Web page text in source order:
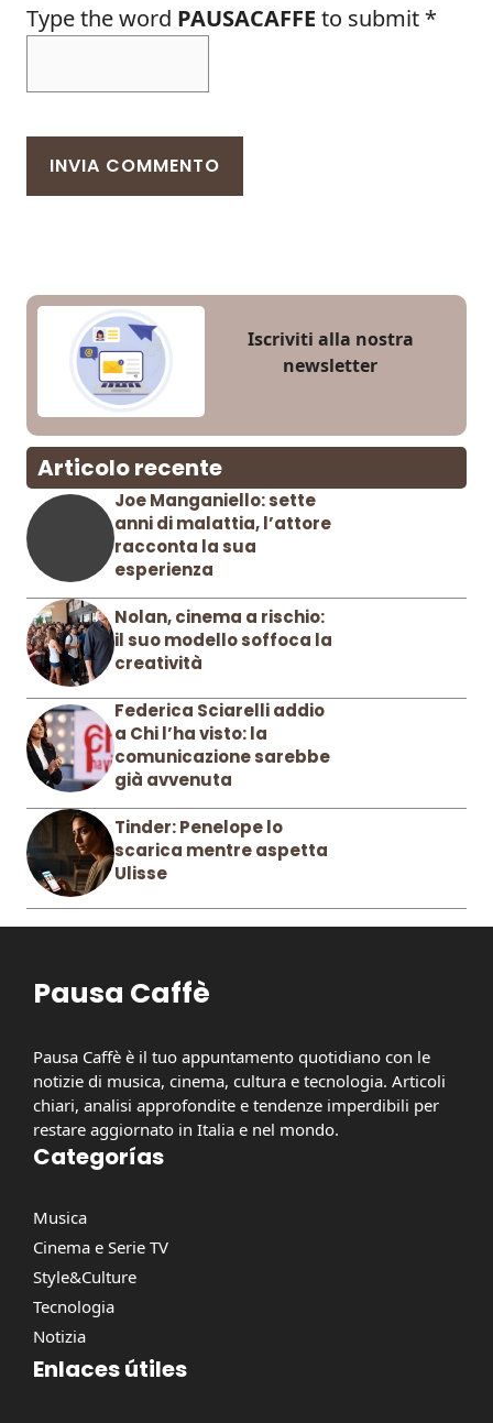
Type the word PAUSACAFFE to submit *
Iscriviti alla nostra
newsletter
Articolo recente
Joe Manganiello: sette
anni di malattia, l’attore
racconta la sua
esperienza
Nolan, cinema a rischio:
il suo modello soffoca la
creatività
Federica Sciarelli addio
a Chi l’ha visto: la
comunicazione sarebbe
già avvenuta
Tinder: Penelope lo
scarica mentre aspetta
Ulisse
Pausa Caffè
Pausa Caffè è il tuo appuntamento quotidiano con le
notizie di musica, cinema, cultura e tecnologia. Articoli
chiari, analisi approfondite e tendenze imperdibili per
restare aggiornato in Italia e nel mondo.
Categorías
Musica
Cinema e Serie TV
Style&Culture
Tecnologia
Notizia
Enlaces útiles